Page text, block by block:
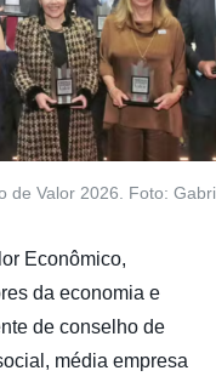
de Valor 2026. Foto:
Econômico,
da economia e
de conselho de
média empresa